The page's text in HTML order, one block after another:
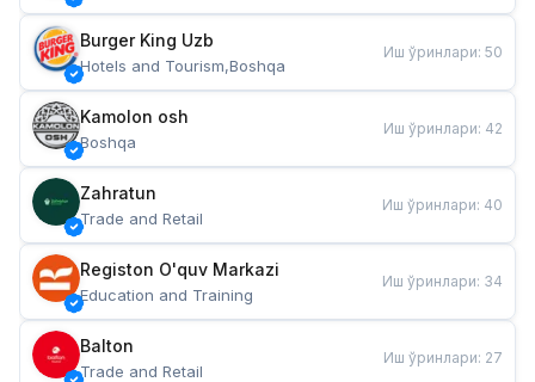
Burger King Uzb
Hotels and Tourism,Boshqa
Иш ўринлари: 50
Kamolon osh
Boshqa
Иш ўринлари: 42
Zahratun
Trade and Retail
Иш ўринлари: 40
Registon O'quv Markazi
Education and Training
Иш ўринлари: 34
Balton
Trade and Retail
Иш ўринлари: 27